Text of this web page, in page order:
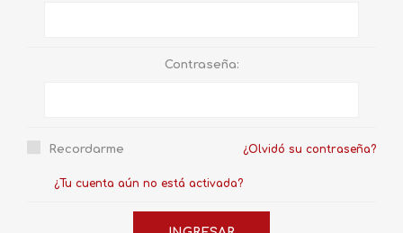
Contraseña:
Recordarme ¿Olvidó su contraseña?
¿Tu cuenta aún no está activada?